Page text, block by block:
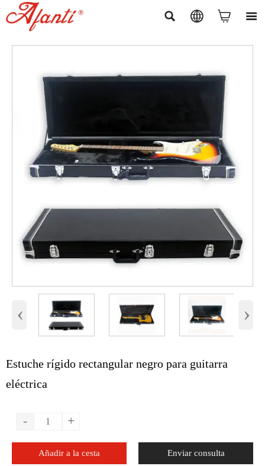
   
‹ ›
Estuche rígido rectangular negro para guitarra
eléctrica
- +
Añadir a la cesta Enviar consulta